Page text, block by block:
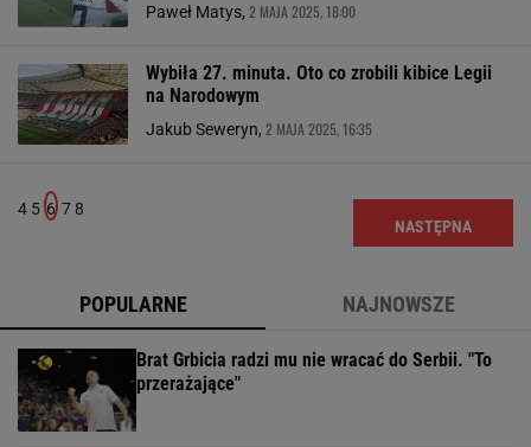
Paweł Matys, 2 MAJA 2025, 18:00
Wybiła 27. minuta. Oto co zrobili kibice Legii
na Narodowym
Jakub Seweryn, 2 MAJA 2025, 16:35
4 5 6 7 8
NASTĘPNA
POPULARNE NAJNOWSZE
Brat Grbicia radzi mu nie wracać do Serbii. "To
przerażające"